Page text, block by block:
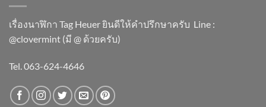
เรื่องนาฬิกา Tag Heuer ยินดีให้คำปรึกษาครับ ​Line :
@clovermint (มี @ ด้วยครับ)
Tel. 063-624-4646